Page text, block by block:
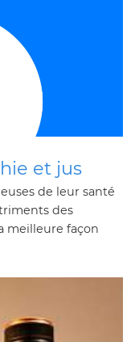
et jus
de leur santé
des
meilleure façon